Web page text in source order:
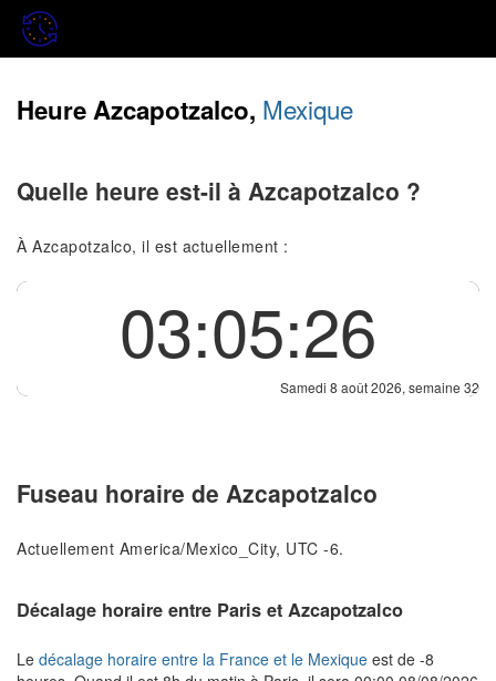
Heure Azcapotzalco, Mexique
Quelle heure est-il à Azcapotzalco ?
À Azcapotzalco, il est actuellement :
03:05:27
Samedi 8 août 2026, semaine 32
Fuseau horaire de Azcapotzalco
Actuellement America/Mexico_City, UTC -6.
Décalage horaire entre Paris et Azcapotzalco
Le décalage horaire entre la France et le Mexique est de -8